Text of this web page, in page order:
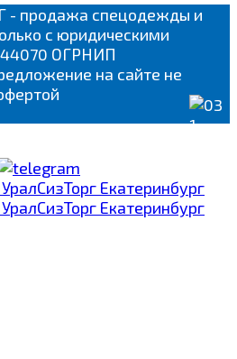
- продажа спецодежды и
с юридическими
ОГРНИП
на сайте не